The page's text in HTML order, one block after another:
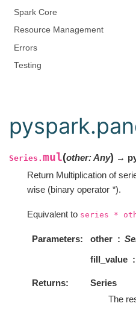
Spark Core
Resource Management
Errors
Testing
Series. mul(other:Any) →
Return Multiplication of
wise (binary operator *).
Equivalent to series *
Parameters other
fill_value
Returns
Series
The